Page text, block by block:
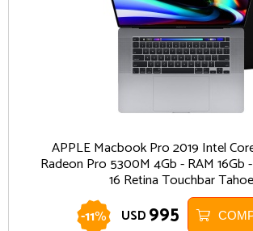
APPLE Macbook Pro 2019 Intel
Radeon Pro 5300M 4Gb - RAM 16Gb
16 Retina Touchbar Tahoe
-11% USD 995